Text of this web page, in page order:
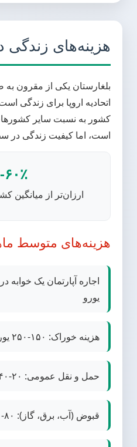
هزینه‌های زندگی
بلغارستان یکی از مقرون
اتحادیه اروپا برای زندگی
کشور به نسبت سایر کشورهای
است، اما کیفیت زندگی در
۵۰-
ارزان‌تر از میانگین
هزینه‌های متوسط
یورو
هزینه خوراک: ۱۵۰-۲۵۰ یورو
حمل و نقل عمومی: ۲۰-۴۰ یورو
قبوض (آب، برق، گاز): ۸۰-۱۵۰ یورو